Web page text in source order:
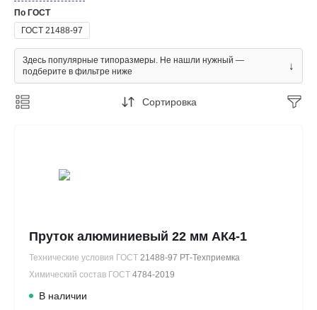
По ГОСТ
ГОСТ 21488-97
Здесь популярные типоразмеры. Не нашли нужный —
подберите в фильтре ниже
↓
Сортировка
Пруток алюминиевый 22 мм АК4-1
Технические условия ГОСТ 21488-97 РТ-Техприемка
Химический состав ГОСТ 4784-2019
В наличии